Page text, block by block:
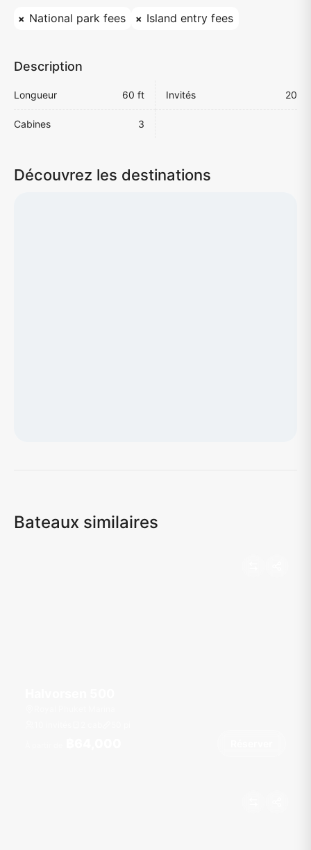
National park fees Island entry fees
Description
Longueur 60 ft Invités 20
Cabines 3
Découvrez les destinations
Bateaux similaires